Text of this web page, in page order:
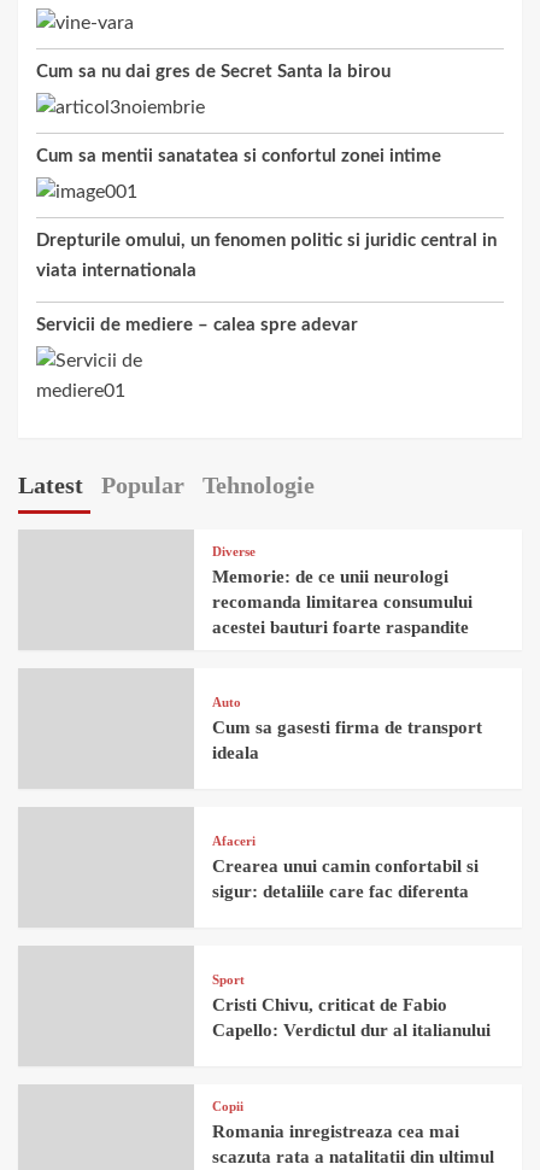
Cum sa nu dai gres de Secret Santa la birou
Cum sa mentii sanatatea si confortul zonei intime
Drepturile omului, un fenomen politic si juridic central in
viata internationala
Servicii de mediere – calea spre adevar
Latest Popular Tehnologie
Diverse
Memorie: de ce unii neurologi
recomanda limitarea consumului
acestei bauturi foarte raspandite
Auto
Cum sa gasesti firma de transport
ideala
Afaceri
Crearea unui camin confortabil si
sigur: detaliile care fac diferenta
Sport
Cristi Chivu, criticat de Fabio
Capello: Verdictul dur al italianului
Copii
Romania inregistreaza cea mai
scazuta rata a natalitatii din ultimul